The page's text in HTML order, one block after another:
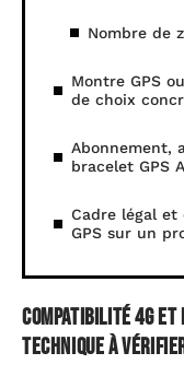
Nombre de
Montre GPS
de choix
Abonnement,
bracelet GPS
Cadre légal
GPS sur un
Compatibilité 4G et
technique à